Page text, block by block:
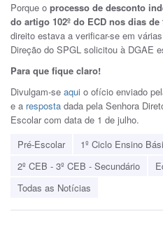
Porque o processo de desconto
do artigo 102º do ECD nos dias de
direito estava a verificar-se em
Direção do SPGL solicitou à DGAE
Para que fique claro!
Divulgam-se aqui o ofício enviado
e a resposta dada pela Senhora
Escolar com data de 1 de julho.
Pré-Escolar
1º Ciclo Ensino
2º CEB - 3º CEB - Secundário
Todas as Notícias